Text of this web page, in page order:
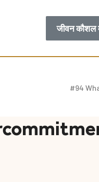
जीवन कौशल
#94